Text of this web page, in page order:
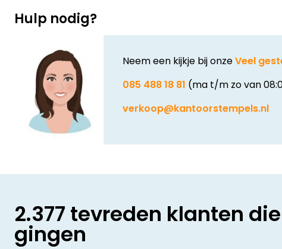
Hulp nodig?
Neem een kijkje bij onzeVeel
085 488 18 81 (ma t/m zo van
verkoop@kantoorstempels.nl
2.377 tevreden klanten
gingen